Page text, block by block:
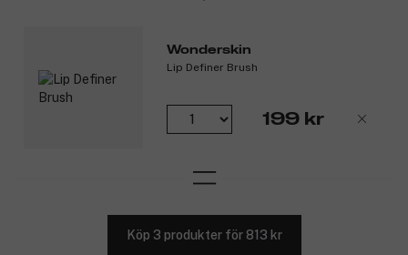
Wonderskin
Lip Definer Brush
199 kr
Köp 3 produkter för 813 kr